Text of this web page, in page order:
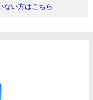
ない方はこちら